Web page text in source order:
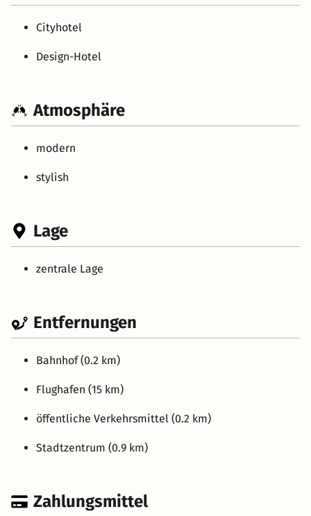
Cityhotel
Design-Hotel
Atmosphäre
modern
stylish
Lage
zentrale Lage
Entfernungen
Bahnhof (0.2 km)
Flughafen (15 km)
öffentliche Verkehrsmittel (0.2 km)
Stadtzentrum (0.9 km)
Zahlungsmittel